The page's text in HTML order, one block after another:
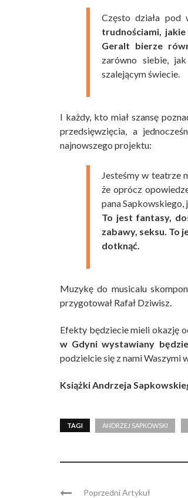
Często działa pod
trudnościami,
Geralt bierze
zarówno siebie,
szalejącym świecie.
I każdy, kto miał szansę
przedsięwzięcia, a
najnowszego projektu:
Jesteśmy w teatrze
że oprócz
pana Sapkowskiego,
To jest fantasy,
zabawy, seksu. To
dotknąć.
Muzykę do musicalu
przygotował Rafał Dziwisz.
Efekty będziecie mieli okazję
w Gdyni wystawiany
podzielcie się z nami Waszymi
Książki Andrzeja
TAGI ANDRZEJ SAPKOWSKI
Poprzedni Artykuł